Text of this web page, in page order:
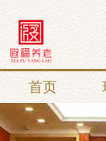
首页